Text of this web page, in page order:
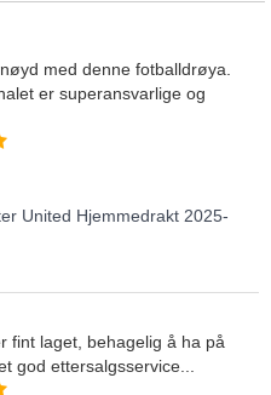
med denne fotballdrøya.
er superansvarlige og
United Hjemmedrakt 2025-
fint laget, behagelig å ha på
god ettersalgsservice...